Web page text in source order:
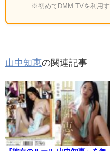
※初めてDMM TVを利用
山中知恵の関連記事